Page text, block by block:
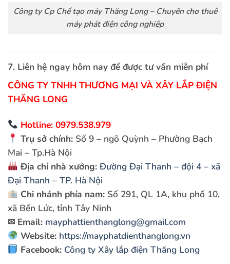
Công ty Cp Chế tạo máy Thăng Long – Chuyên cho thuê
máy phát điện công nghiệp
7. Liên hệ ngay hôm nay để được tư vấn miễn phí
CÔNG TY TNHH THƯƠNG MẠI VÀ XÂY LẮP ĐIỆN
THĂNG LONG
Hotline: 0979.538.979
Trụ sở chính:Số 9 – ngõ Quỳnh – Phường Bạch
Mai – Tp.Hà Nội
Địa chỉ nhà xưởng: Đường Đại Thanh – đội 4 – xã
Đại Thanh – TP. Hà Nội
Chi nhánh phía nam:Số 291, QL 1A, khu phố 10,
xã Bến Lức, tỉnh Tây Ninh
✉ Email: mayphattienthanglong@gmail.com
Website: https://mayphatdienthanglong.vn
Facebook: Công ty Xây lắp điện Thăng Long